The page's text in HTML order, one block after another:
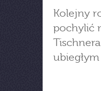
Kolejny
pochylić